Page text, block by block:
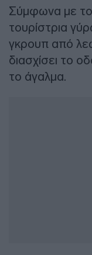
Σύμφωνα με το
τουρίστρια
γκρουπ από
διασχίσει το
το άγαλμα.